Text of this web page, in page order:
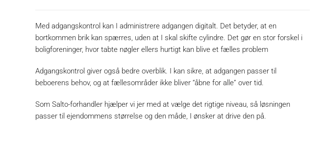
Med adgangskontrol kan I administrere adgangen digitalt. Det betyder, at en
bortkommen brik kan spærres, uden at I skal skifte cylindre. Det gør en stor forskel i
boligforeninger, hvor tabte nøgler ellers hurtigt kan blive et fælles problem
Adgangskontrol giver også bedre overblik. I kan sikre, at adgangen passer til
beboerens behov, og at fællesområder ikke bliver “åbne for alle” over tid.
Som Salto-forhandler hjælper vi jer med at vælge det rigtige niveau, så løsningen
passer til ejendommens størrelse og den måde, I ønsker at drive den på.